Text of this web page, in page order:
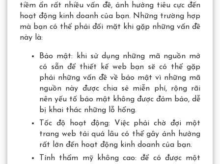
tiềm ẩn rất nhiều vấn đề, ảnh hưởng tiêu cực đến
hoạt động kinh doanh của bạn. Những trường hợp
mà bạn có thể phải đối mặt khi gặp những vấn đề
này là:
Bảo mật: khi sử dụng những mã nguồn mở
có sẵn để thiết kế web bạn sẽ có thể gặp
phải những vấn đề về bảo mật vì những mã
nguồn này được chia sẻ miễn phí, rộng rãi
nên yếu tố bảo mật không được đảm bảo, dễ
bị khai thác những lỗ hổng.
Tốc độ hoạt động: Việc phải chờ đợi một
trang web tải quá lâu có thể gây ảnh hưởng
rất lớn đến hoạt động kinh doanh của bạn.
Tính thẩm mỹ không cao: để có được một